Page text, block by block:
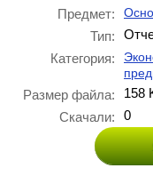
Предмет:
Тип:
Категория:
Размер файла:
158
Скачали:
0